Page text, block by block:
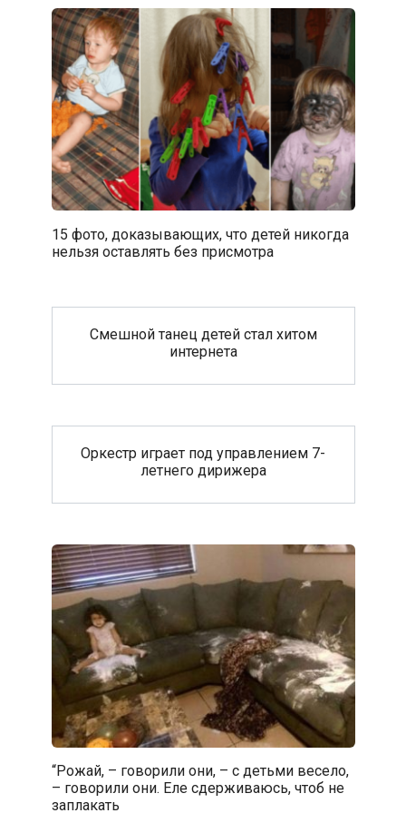
15 фото, доказывающих, что детей никогда
нельзя оставлять без присмотра
Смешной танец детей стал хитом
интернета
Оркестр играет под управлением 7-
летнего дирижера
“Рожай, – говорили они, – с детьми весело,
– говорили они. Еле сдерживаюсь, чтоб не
заплакать